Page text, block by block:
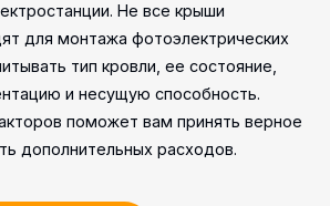
Не все крыши
для монтажа фотоэлектрических
тип кровли, ее состояние,
и несущую способность.
поможет вам принять верное
дополнительных расходов.